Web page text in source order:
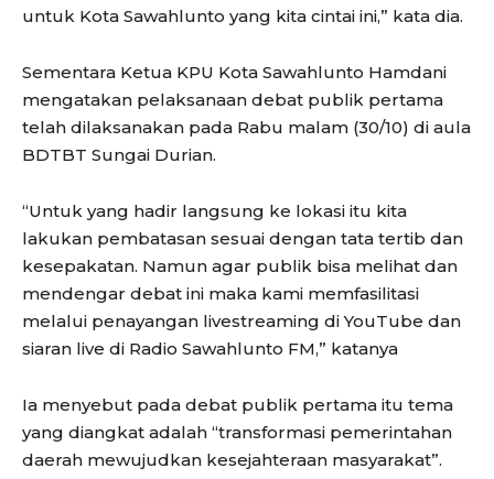
untuk Kota Sawahlunto yang kita cintai ini,” kata dia.
Sementara Ketua KPU Kota Sawahlunto Hamdani
mengatakan pelaksanaan debat publik pertama
telah dilaksanakan pada Rabu malam (30/10) di aula
BDTBT Sungai Durian.
“Untuk yang hadir langsung ke lokasi itu kita
lakukan pembatasan sesuai dengan tata tertib dan
kesepakatan. Namun agar publik bisa melihat dan
mendengar debat ini maka kami memfasilitasi
melalui penayangan livestreaming di YouTube dan
siaran live di Radio Sawahlunto FM,” katanya
Ia menyebut pada debat publik pertama itu tema
yang diangkat adalah “transformasi pemerintahan
daerah mewujudkan kesejahteraan masyarakat”.